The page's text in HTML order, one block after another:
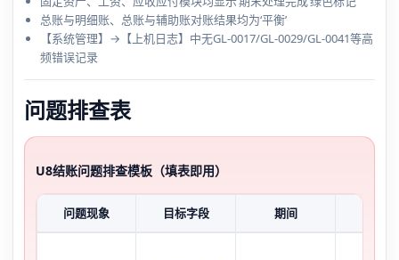
总账与明细账、总账与辅助账对账结果均为‘平衡’
【系统管理】→【上机日志】中无GL-0017/GL-0029/GL-0041等高
频错误记录
问题排查表
U8结账问题排查模板（填表即用）
问题现象 目标字段 期间